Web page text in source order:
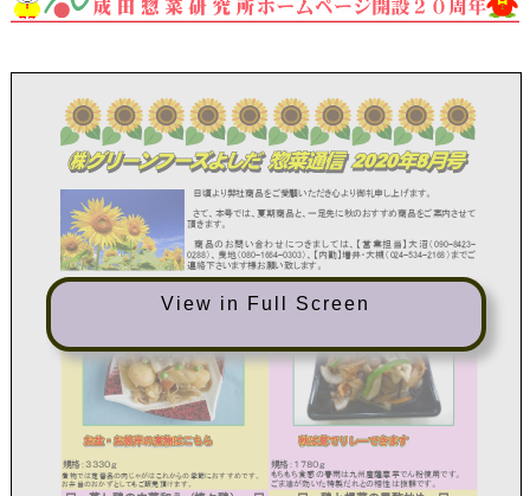
View in Full Screen